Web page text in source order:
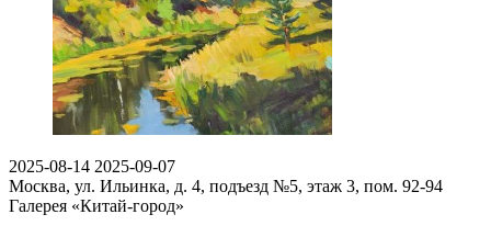
2025-08-14 2025-09-07
Москва, ул. Ильинка, д. 4, подъезд №5, этаж 3, пом. 92-94
Галерея «Китай-город»